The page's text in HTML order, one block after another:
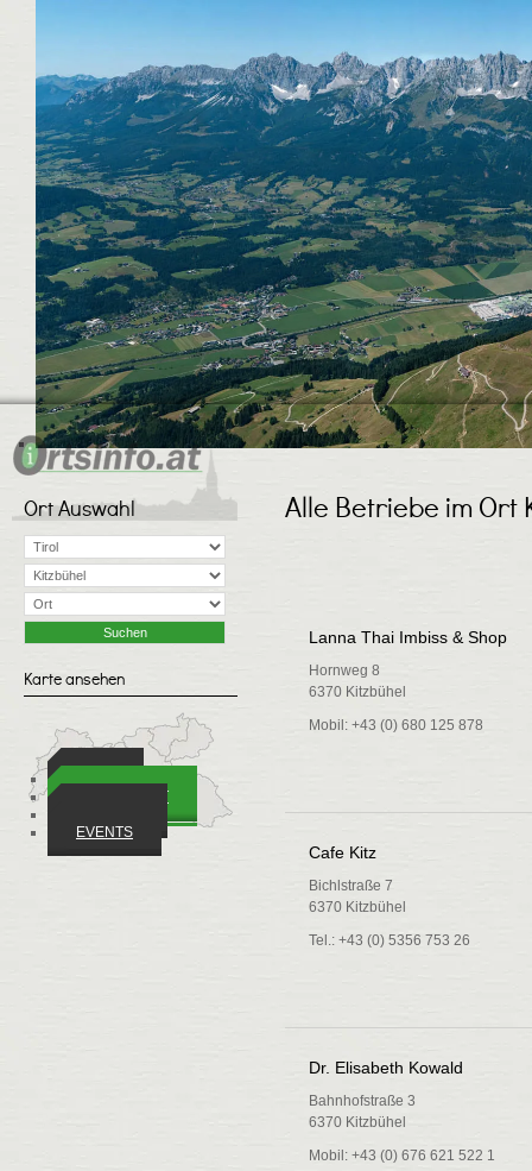
WIRTSCHAFT
EVENTS
Ort Auswahl
Karte ansehen
Alle Betriebe im Ort
Lanna Thai Imbiss & Shop
Hornweg 8
6370 Kitzbühel
Mobil: +43 (0) 680 125 878
Cafe Kitz
Bichlstraße 7
6370 Kitzbühel
Tel.: +43 (0) 5356 753 26
Dr. Elisabeth Kowald
Bahnhofstraße 3
6370 Kitzbühel
Mobil: +43 (0) 676 621 522 1